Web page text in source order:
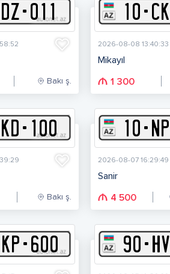
DZ-011
Bakı ş.
10-CK
2026-08-08 13:40:33
Mikayıl
1 300
KD- 100
Bakı ş.
10-NP
2026-08-07 16:29:49
Sanir
4 500
KP-600 90-HV